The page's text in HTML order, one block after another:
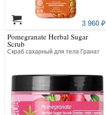
3 960 ₽
Pomegranate Herbal Sugar
Scrub
Скраб сахарный для тела Гранат